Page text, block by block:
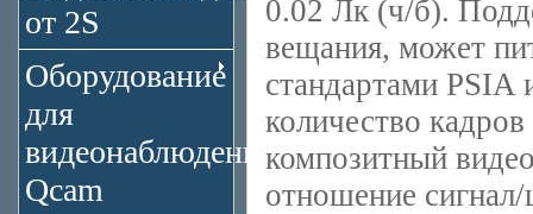
от 2S
Оборудование
для
видеонаблюдения
Qcam
0.02 Лк (ч/б).
вещания, может
стандартами
количество
композитный
отношение